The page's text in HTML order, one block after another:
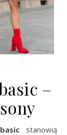
–
stanowią